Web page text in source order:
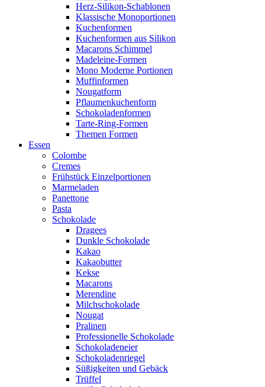
Herz-Silikon-Schablonen
Klassische Monoportionen
Kuchenformen
Kuchenformen aus Silikon
Macarons Schimmel
Madeleine-Formen
Mono Moderne Portionen
Muffinformen
Nougatform
Pflaumenkuchenform
Schokoladenformen
Tarte-Ring-Formen
Themen Formen
Essen
Colombe
Cremes
Frühstück Einzelportionen
Marmeladen
Panettone
Pasta
Schokolade
Dragees
Dunkle Schokolade
Kakao
Kakaobutter
Kekse
Macarons
Merendine
Milchschokolade
Nougat
Pralinen
Professionelle Schokolade
Schokoladeneier
Schokoladenriegel
Süßigkeiten und Gebäck
Trüffel